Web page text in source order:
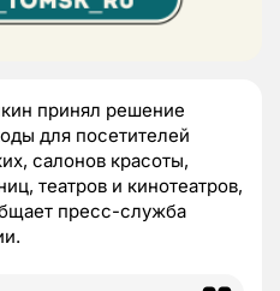
принял решение
для посетителей
салонов красоты,
театров и кинотеатров,
пресс-служба